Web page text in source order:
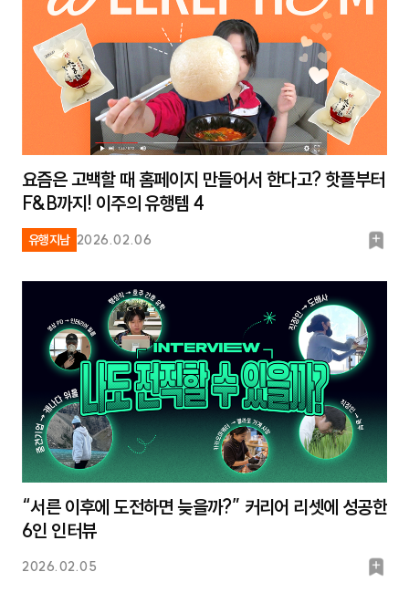
요즘은 고백할 때 홈페이지 만들어서 한다고? 핫플부터
F&B까지! 이주의 유행템 4
유행지남 2026.02.06
북
“서른 이후에 도전하면 늦을까?” 커리어 리셋에 성공한
6인 인터뷰
2026.02.05
북